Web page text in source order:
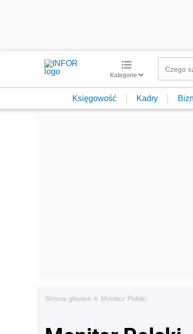
Kategorie
Księgowość Kadry
Strona główna » Monitor Polski